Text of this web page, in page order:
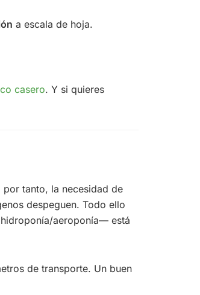
a escala de hoja.
casero. Y si quieres
tanto, la necesidad de
despeguen. Todo ello
aeroponía— está
de transporte. Un buen